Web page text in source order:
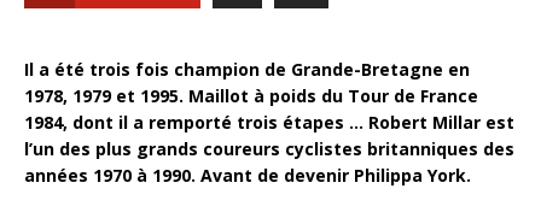
Il a été trois fois champion de Grande-Bretagne en
1978, 1979 et 1995. Maillot à poids du Tour de France
1984, dont il a remporté trois étapes … Robert Millar est
l’un des plus grands coureurs cyclistes britanniques des
années 1970 à 1990. Avant de devenir Philippa York.